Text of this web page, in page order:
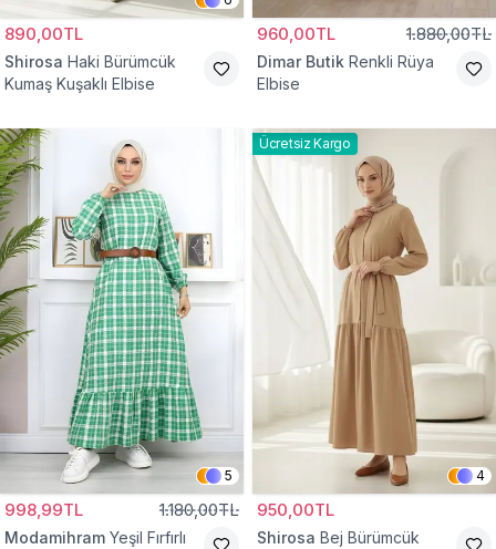
890,00TL
Shirosa Haki Bürümcük
Kumaş Kuşaklı Elbise
960,00TL 1.880,00TL
Dimar Butik Renkli Rüya
Elbise
5
998,99TL 1.180,00TL
Modamihram Yeşil Fırfırlı
Ücretsiz Kargo
4
950,00TL
Shirosa Bej Bürümcük